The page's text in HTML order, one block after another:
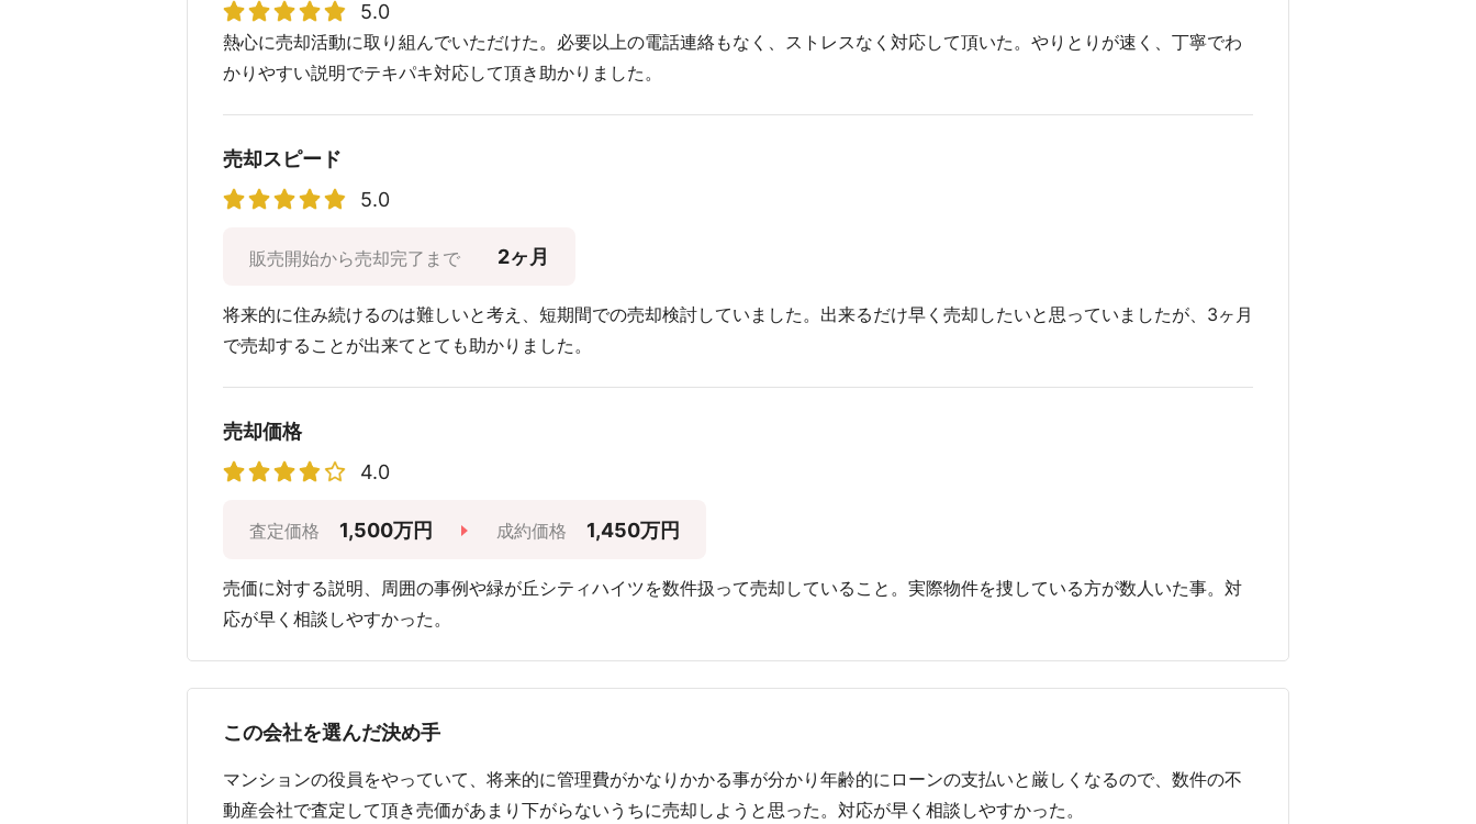
5.0
熱心に売却活動に取り組んでいただけた。必要以上の電話連絡もなく、ストレスなく対応して頂いた。やりとりが速く、丁寧でわ
かりやすい説明でテキパキ対応して頂き助かりました。
売却スピード
5.0
販売開始から売却完了まで 2ヶ月
将来的に住み続けるのは難しいと考え、短期間での売却検討していました。出来るだけ早く売却したいと思っていましたが、3ヶ月
で売却することが出来てとても助かりました。
売却価格
4.0
査定価格 1,500万円 成約価格 1,450万円
売価に対する説明、周囲の事例や緑が丘シティハイツを数件扱って売却していること。実際物件を捜している方が数人いた事。対
応が早く相談しやすかった。
この会社を選んだ決め手
マンションの役員をやっていて、将来的に管理費がかなりかかる事が分かり年齢的にローンの支払いと厳しくなるので、数件の不
動産会社で査定して頂き売価があまり下がらないうちに売却しようと思った。対応が早く相談しやすかった。